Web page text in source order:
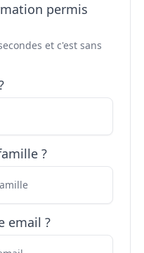
permis
et c'est sans
?
email ?